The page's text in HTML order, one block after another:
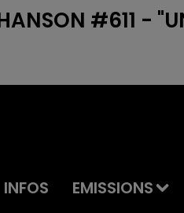
#611 -
INFOS EMISSIONS